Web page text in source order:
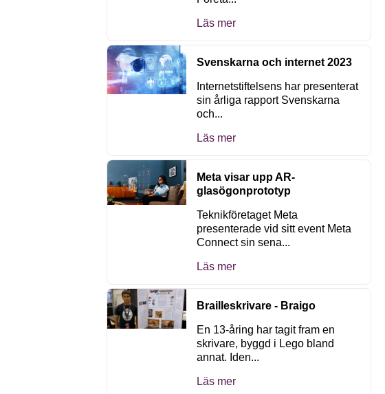
Läs mer
Svenskarna och internet 2023
Internetstiftelsens har presenterat
sin årliga rapport Svenskarna
och...
Läs mer
Meta visar upp AR-
glasögonprototyp
Teknikföretaget Meta
presenterade vid sitt event Meta
Connect sin sena...
Läs mer
Brailleskrivare - Braigo
En 13-åring har tagit fram en
skrivare, byggd i Lego bland
annat. Iden...
Läs mer